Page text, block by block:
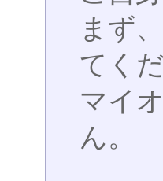
まず
てく
マイ
ん。